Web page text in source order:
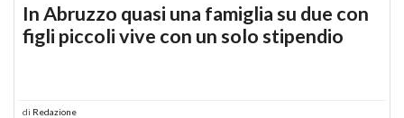
In Abruzzo quasi una famiglia su due con
figli piccoli vive con un solo stipendio
di Redazione